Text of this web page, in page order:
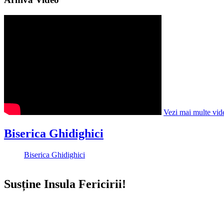
Vezi mai multe
Biserica Ghidighici
Biserica Ghidighici
Susține Insula Fericirii!